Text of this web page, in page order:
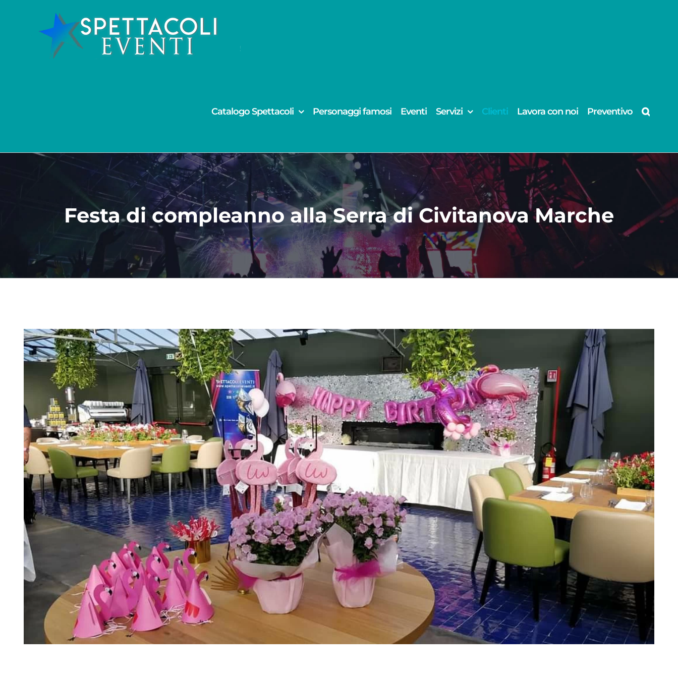
contenuto
Catalogo Spettacoli Personaggi famosi Eventi Servizi Clienti Lavora con noi Preventivo
Festa di compleanno alla Serra di Civitanova Marche
Ingrandisci
immagine